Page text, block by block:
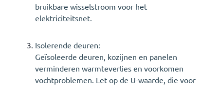
bruikbare wisselstroom voor het
elektriciteitsnet.
Isolerende deuren:
Geïsoleerde deuren, kozijnen en panelen
verminderen warmteverlies en voorkomen
vochtproblemen. Let op de U-waarde, die voor